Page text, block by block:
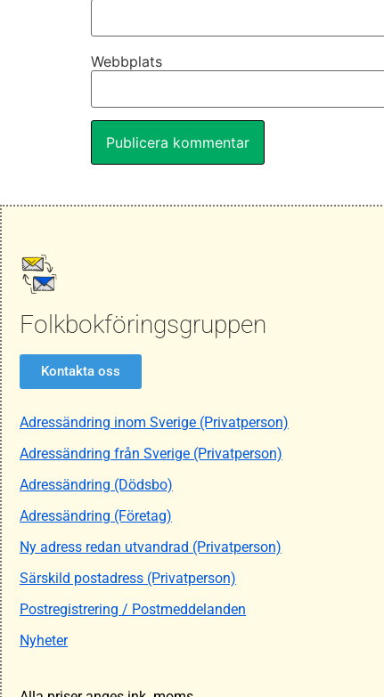
Webbplats
Folkbokföringsgruppen
Kontakta oss
Adressändring inom Sverige (Privatperson)
Adressändring från Sverige (Privatperson)
Adressändring (Dödsbo)
Adressändring (Företag)
Ny adress redan utvandrad (Privatperson)
Särskild postadress (Privatperson)
Postregistrering / Postmeddelanden
Nyheter